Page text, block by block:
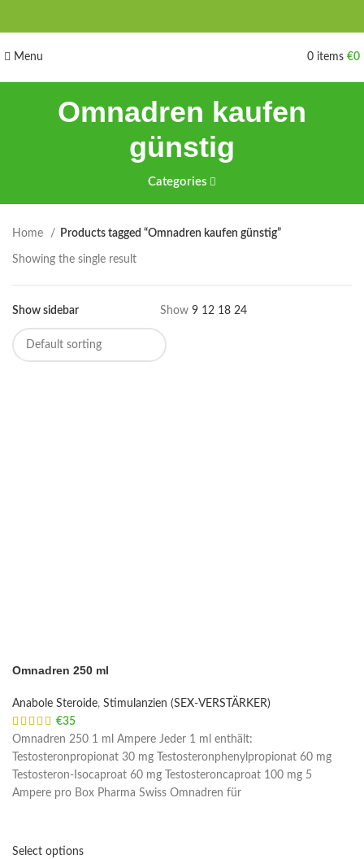
Menu 0 items €0
Omnadren kaufen
günstig
Categories
Home Products tagged “Omnadren kaufen günstig”
Showing the single result
Show sidebar Show 9 12 18 24
Omnadren 250 ml
Anabole Steroide, Stimulanzien (SEX-VERSTÄRKER)
€35
Omnadren 250 1 ml Ampere Jeder 1 ml enthält:
Testosteronpropionat 30 mg Testosteronphenylpropionat 60 mg
Testosteron-Isocaproat 60 mg Testosteroncaproat 100 mg 5
Ampere pro Box Pharma Swiss Omnadren für
Select options